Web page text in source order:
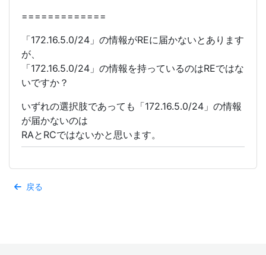
=============
「172.16.5.0/24」の情報がREに届かないとあります
が、
「172.16.5.0/24」の情報を持っているのはREではな
いですか？
いずれの選択肢であっても「172.16.5.0/24」の情報
が届かないのは
RAとRCではないかと思います。
戻る